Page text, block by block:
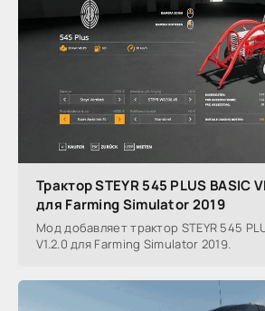
Трактор STEYR 545 PLUS BASIC
для Farming Simulator 2019
Мод добавляет трактор STEYR 545
V1.2.0 для Farming Simulator 2019.